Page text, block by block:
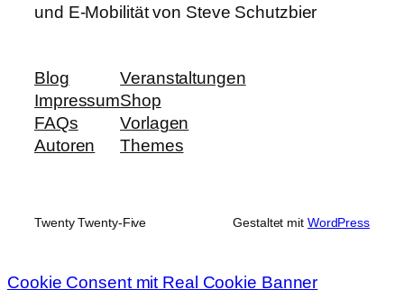
und E-Mobilität von Steve Schutzbier
Blog
Impressum
FAQs
Autoren
Veranstaltungen
Shop
Vorlagen
Themes
Twenty Twenty-Five Gestaltet mit WordPress
Cookie Consent mit Real Cookie Banner